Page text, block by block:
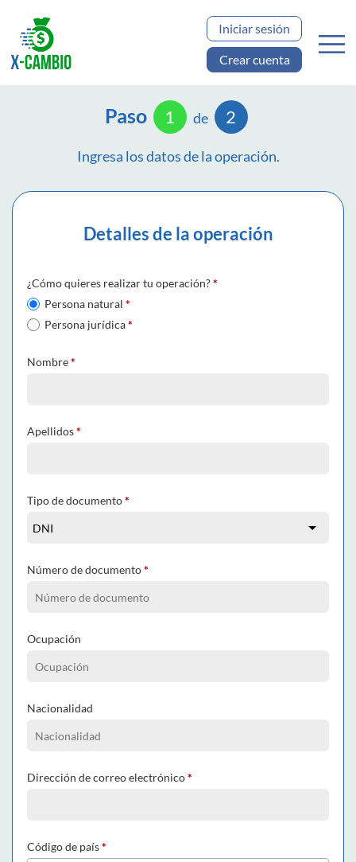
Iniciar sesión
Crear cuenta
Paso 1 de 2
Ingresa los datos de la operación.
Detalles de la operación
¿Cómo quieres realizar tu operación?*
Persona natural *
Persona jurídica*
Nombre*
Apellidos*
Tipo de documento*
Número de documento*
Ocupación
Nacionalidad
Dirección de correo electrónico*
Código de país*